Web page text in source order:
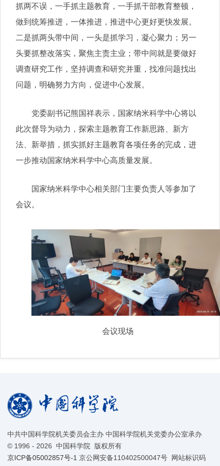
抓两不误，一手抓主题教育，一手抓干部教育整顿，
做到统筹推进，一体推进，推进中心更好更快发展。
二是抓两头带中间，一头是抓学习，凝心聚力；另一
头要抓整改落实，聚焦主责主业；带中间就是要做好
调查研究工作，坚持调查和研究并重，找准问题找出
问题，明确努力方向，促进中心发展。
党委副书记熊国祥表示，国家纳米科学中心将以
此次督导为动力，探索主题教育工作新思路、新方
法、新举措，抓实抓好主题教育各项任务的完成，进
一步推动国家纳米科学中心高质量发展。
国家纳米科学中心相关部门主要负责人等参加了
会议。
会议现场
中共中国科学院机关委员会主办 中国科学院机关党委办公室承办
© 1996 - 2026 中国科学院 版权所有
京ICP备05002857号-1 京公网安备110402500047号 网站标识码